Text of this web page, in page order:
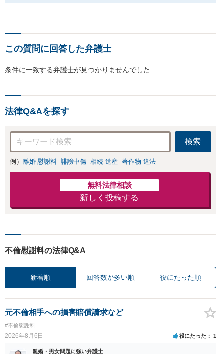
この質問に回答した弁護士
条件に一致する弁護士が見つかりませんでした
法律Q&Aを探す
検索
例） 離婚 慰謝料 誹謗中傷 相続 遺産 著作物 違法
無料法律相談
新しく投稿する
不倫慰謝料の法律Q&A
新着順 回答数が多い順 役にたった順
元不倫相手への損害賠償請求など
#不倫慰謝料
2026年8月6日 役にたった 1
離婚・男女問題に強い弁護士